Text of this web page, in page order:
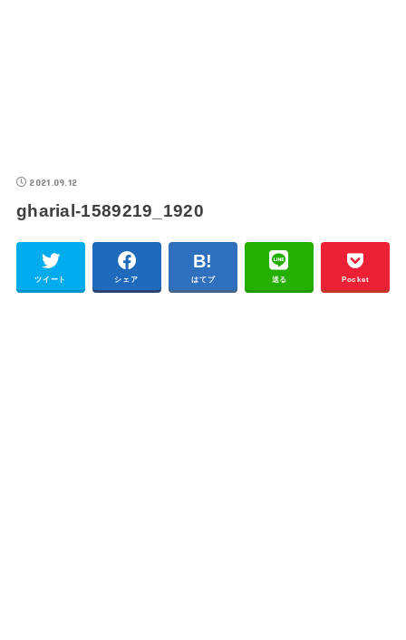
2021.09.12
gharial-1589219_1920
ツイート シェア はてブ 送る Pocket